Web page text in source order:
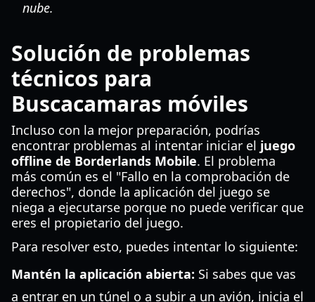
nube.
Solución de problemas
técnicos para
Buscacamaras móviles
Incluso con la mejor preparación, podrías
encontrar problemas al intentar iniciar el juego
offline de Borderlands Mobile. El problema
más común es el "Fallo en la comprobación de
derechos", donde la aplicación del juego se
niega a ejecutarse porque no puede verificar que
eres el propietario del juego.
Para resolver esto, puedes intentar lo siguiente:
Mantén la aplicación abierta: Si sabes que vas
a entrar en un túnel o a subir a un avión, inicia el